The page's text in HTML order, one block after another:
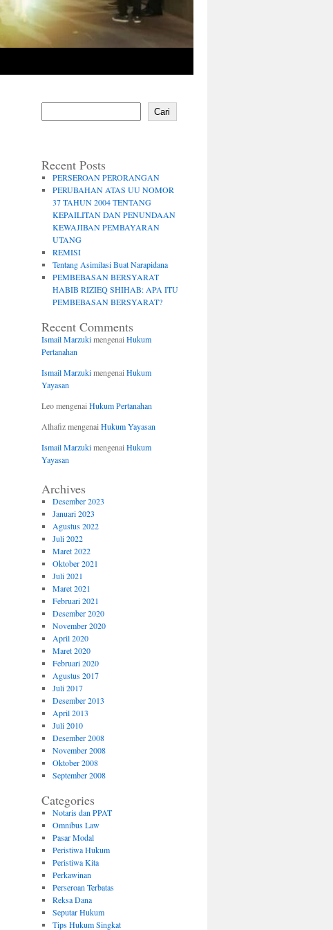
Cari
Recent Posts
PERSEROAN PERORANGAN
PERUBAHAN ATAS UU NOMOR
37 TAHUN 2004 TENTANG
KEPAILITAN DAN PENUNDAAN
KEWAJIBAN PEMBAYARAN
UTANG
REMISI
Tentang Asimilasi Buat Narapidana
PEMBEBASAN BERSYARAT
HABIB RIZIEQ SHIHAB: APA ITU
PEMBEBASAN BERSYARAT?
Recent Comments
Ismail Marzukimengenai Hukum
Pertanahan
Ismail Marzukimengenai Hukum
Yayasan
Leomengenai Hukum Pertanahan
Alhafizmengenai Hukum Yayasan
Ismail Marzukimengenai Hukum
Yayasan
Archives
Desember 2023
Januari 2023
Agustus 2022
Juli 2022
Maret 2022
Oktober 2021
Juli 2021
Maret 2021
Februari 2021
Desember 2020
November 2020
April 2020
Maret 2020
Februari 2020
Agustus 2017
Juli 2017
Desember 2013
April 2013
Juli 2010
Desember 2008
November 2008
Oktober 2008
September 2008
Categories
Notaris dan PPAT
Omnibus Law
Pasar Modal
Peristiwa Hukum
Peristiwa Kita
Perkawinan
Perseroan Terbatas
Reksa Dana
Seputar Hukum
Tips Hukum Singkat